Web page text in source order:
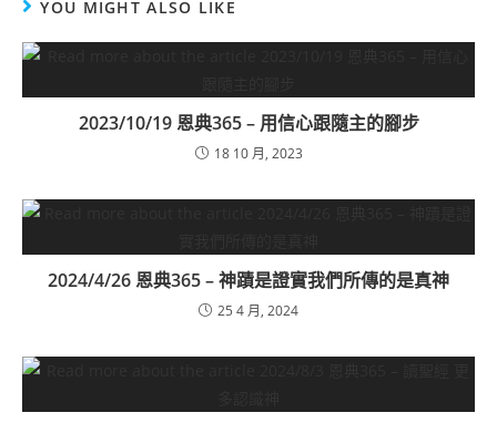
YOU MIGHT ALSO LIKE
2023/10/19 恩典365 – 用信心跟隨主的腳步
18 10 月, 2023
2024/4/26 恩典365 – 神蹟是證實我們所傳的是真神
25 4 月, 2024